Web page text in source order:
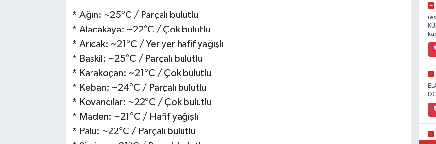
* Ağın: ~25°C / Parçalı bulutlu
* Alacakaya: ~22°C / Çok bulutlu
* Arıcak: ~21°C / Yer yer hafif yağışlı
* Baskil: ~25°C / Parçalı bulutlu
* Karakoçan: ~21°C / Çok bulutlu
* Keban: ~24°C / Parçalı bulutlu
* Kovancılar: ~22°C / Çok bulutlu
* Maden: ~21°C / Hafif yağışlı
* Palu: ~22°C / Parçalı bulutlu